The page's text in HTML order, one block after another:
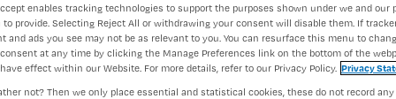
enables tracking technologies to support the purposes shown under we and our
to provide. Selecting Reject All or withdrawing your consent will disable them. If
and ads you see may not be as relevant to you. You can resurface this menu to
at any time by clicking the Manage Preferences link on the bottom of the
effect within our Website. For more details, refer to our Privacy Policy. Privacy
not? Then we only place essential and statistical cookies, these do not record